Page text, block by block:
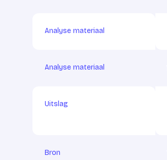
Analyse materiaal
Analyse materiaal
Uitslag
Bron